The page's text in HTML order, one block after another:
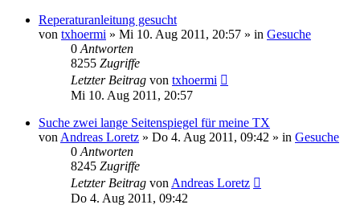
Reperaturanleitung gesucht
von txhoermi » Mi 10. Aug 2011, 20:57 » in Gesuche
0 Antworten
8255 Zugriffe
Letzter Beitrag von txhoermi
Mi 10. Aug 2011, 20:57
Suche zwei lange Seitenspiegel für meine TX
von Andreas Loretz » Do 4. Aug 2011, 09:42 » in Gesuche
0 Antworten
8245 Zugriffe
Letzter Beitrag von Andreas Loretz
Do 4. Aug 2011, 09:42